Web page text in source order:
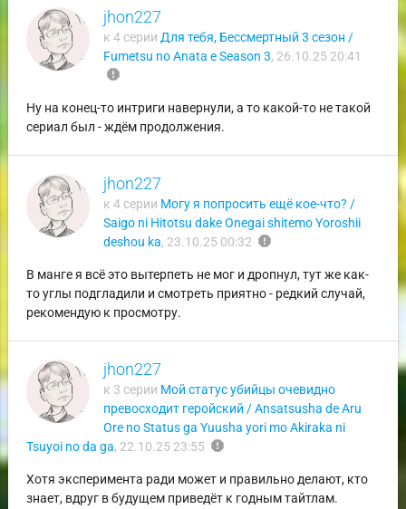
jhon227
к 4 серии Для тебя, Бессмертный 3 сезон /
Fumetsu no Anata e Season 3, 26.10.25 20:41
report
Ну на конец-то интриги навернули, а то какой-то не такой
сериал был - ждём продолжения.
jhon227
к 4 серии Могу я попросить ещё кое-что? /
Saigo ni Hitotsu dake Onegai shitemo Yoroshii
deshou ka, 23.10.25 00:32 report
В манге я всё это вытерпеть не мог и дропнул, тут же как-
то углы подгладили и смотреть приятно - редкий случай,
рекомендую к просмотру.
jhon227
к 3 серии Мой статус убийцы очевидно
превосходит геройский / Ansatsusha de Aru
Ore no Status ga Yuusha yori mo Akiraka ni
Tsuyoi no da ga, 22.10.25 23:55 report
Хотя эксперимента ради может и правильно делают, кто
знает, вдруг в будущем приведёт к годным тайтлам.